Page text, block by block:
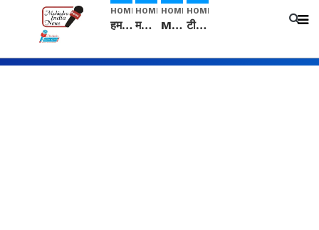
HOME
हम सनातनी..." सांसद kangana Ranaut से क्या बोली लड़की? Viral Jantar-Mantar | CJP protest
HOME
मनीषा हत्याकांड: हत्या, आत्महत्या या कोई बड़ा राज? | Full Story | Josh Haryana
HOME
Mangalsutra: हिंदू धर्म में शादी के बाद मंगलसूत्र क्यों पहनती है महिलाएं, किसने शुरु की ये परंपरा
HOME
टीम बीकेई ने एग्रीकल्चर ग्रेड की यूरिया खाद गट्टों में बदलकर टेक्निकल ग्रेड में बेचने वालों पर करवाई कार्रवाई: लखविंदर सिंह औलख